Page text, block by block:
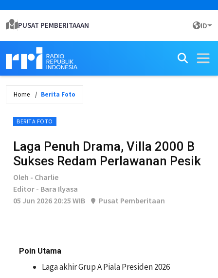
PUSAT PEMBERITAAAN ID
Home Berita Foto
BERITA FOTO
Laga Penuh Drama, Villa 2000 B
Sukses Redam Perlawanan Pesik
Oleh - Charlie
Editor - Bara Ilyasa
05 Jun 2026 20:25 WIB
Pusat Pemberitaan
Poin Utama
Laga akhir Grup A Piala Presiden 2026